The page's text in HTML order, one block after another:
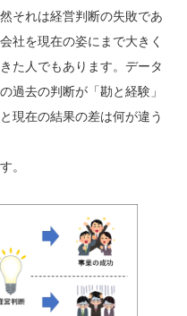
それは経営判断の失敗であ
社を現在の姿にまで大きく
た人でもあります。データ
過去の判断が「勘と経験」
現在の結果の差は何が違う
。